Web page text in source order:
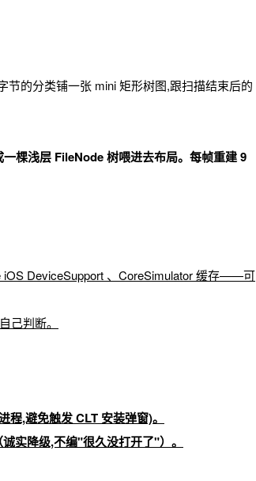
的分类铺一张 mini 矩形树图,跟扫描结束后的
棵浅层 FileNode 树喂进去布局。每帧重建 9
iOS DeviceSupport 、CoreSimulator 缓存——可
判断。
程,避免触发 CLT 安装弹窗)。
（诚实降级,不编"很久没打开了"）。